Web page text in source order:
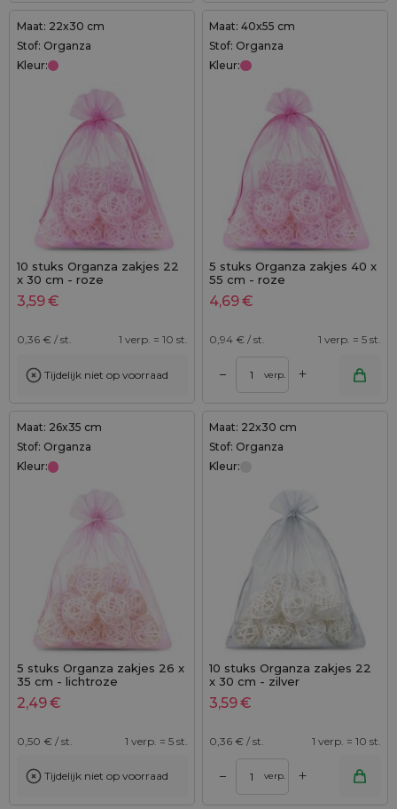
Maat: 22x30 cm
Stof: Organza
Kleur:
10 stuks Organza zakjes 22
x 30 cm - roze
3,59€
0,36 € / st. 1 verp. = 10 st.
Tijdelijk niet op voorraad
Maat: 40x55 cm
Stof: Organza
Kleur:
5 stuks Organza zakjes 40 x
55 cm - roze
4,69€
0,94 € / st. 1 verp. = 5 st.
– verp. +
Maat: 26x35 cm
Stof: Organza
Kleur:
5 stuks Organza zakjes 26 x
35 cm - lichtroze
2,49€
0,50 € / st. 1 verp. = 5 st.
Tijdelijk niet op voorraad
Maat: 22x30 cm
Stof: Organza
Kleur:
10 stuks Organza zakjes 22
x 30 cm - zilver
3,59€
0,36 € / st. 1 verp. = 10 st.
– verp. +